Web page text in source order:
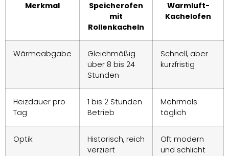
Merkmal
Speicherofen
mit
Rollenkacheln
Warmluft-
Kachelofen
Wärmeabgabe
Gleichmäßig
über 8 bis 24
Stunden
Schnell, aber
kurzfristig
Heizdauer pro
Tag
1 bis 2 Stunden
Betrieb
Mehrmals
täglich
Optik
Historisch, reich
verziert
Oft modern
und schlicht